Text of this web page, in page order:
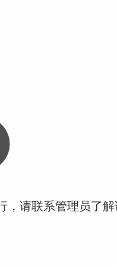
，请联系管理员了